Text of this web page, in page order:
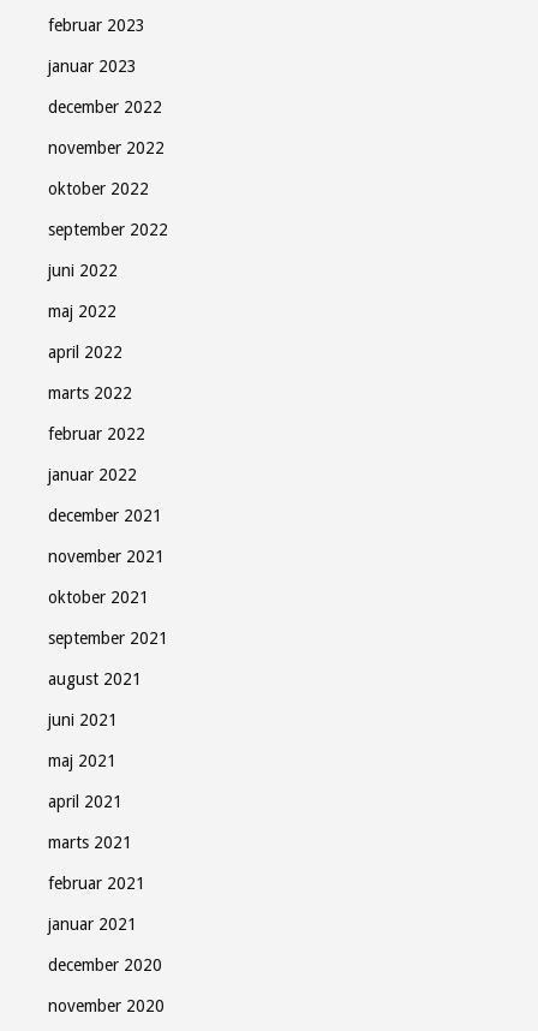
februar 2023
januar 2023
december 2022
november 2022
oktober 2022
september 2022
juni 2022
maj 2022
april 2022
marts 2022
februar 2022
januar 2022
december 2021
november 2021
oktober 2021
september 2021
august 2021
juni 2021
maj 2021
april 2021
marts 2021
februar 2021
januar 2021
december 2020
november 2020